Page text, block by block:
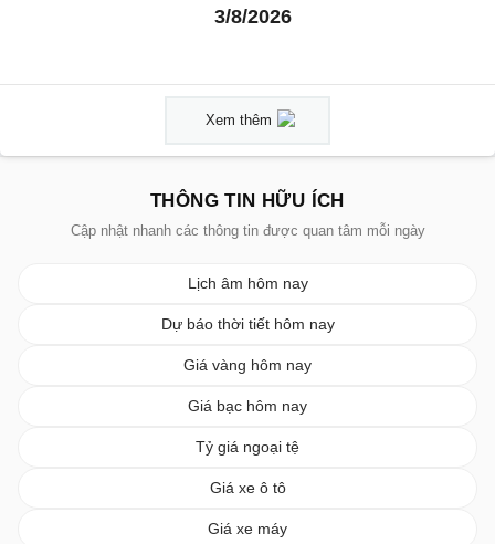
3/8/2026
Xem thêm
THÔNG TIN HỮU ÍCH
Cập nhật nhanh các thông tin được quan tâm mỗi ngày
Lịch âm hôm nay
Dự báo thời tiết hôm nay
Giá vàng hôm nay
Giá bạc hôm nay
Tỷ giá ngoại tệ
Giá xe ô tô
Giá xe máy